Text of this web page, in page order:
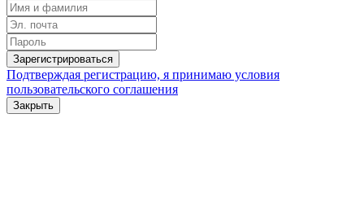
Зарегистрироваться
Подтверждая регистрацию, я принимаю условия
пользовательского соглашения
Закрыть